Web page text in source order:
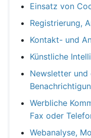
Einsatz von
Registrierung,
Kontakt- und
Künstliche
Newsletter und
Werbliche
Fax oder
Webanalyse,